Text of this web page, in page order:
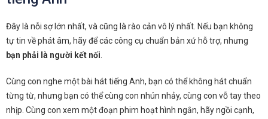
Đây là nỗi sợ lớn nhất, và cũng là rào cản vô lý nhất. Nếu bạn không
tự tin về phát âm, hãy để các công cụ chuẩn bản xứ hỗ trợ, nhưng
bạn phải là người kết nối
Cùng con nghe một bài hát tiếng Anh, bạn có thể không hát chuẩn
từng từ, nhưng bạn có thể cùng con nhún nhảy, cùng con vỗ tay theo
nhịp. Cùng con xem một đoạn phim hoạt hình ngắn, hãy ngồi cạnh,